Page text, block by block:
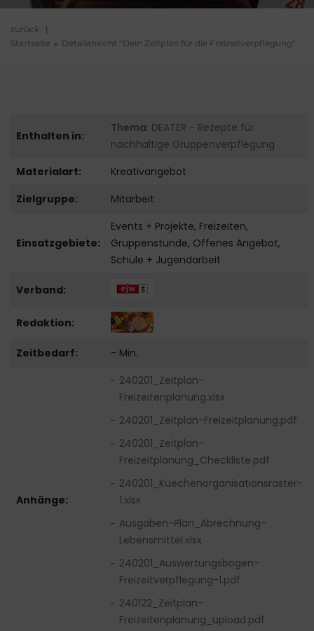
zurück |
Startseite
Detailansicht "Dein Zeitplan für die Freizeitverpflegung"
Enthalten in:
Thema: DEATER - Rezepte für
nachhaltige Gruppenverpflegung
Materialart:
Kreativangebot
Zielgruppe:
Mitarbeit
Einsatzgebiete:
Events + Projekte, Freizeiten,
Gruppenstunde, Offenes Angebot,
Schule + Jugendarbeit
Verband:
Redaktion:
Zeitbedarf: - Min.
Anhänge:
240201_Zeitplan-
Freizeitenplanung.xlsx
240201_Zeitplan-Freizeitplanung.pdf
240201_Zeitplan-
Freizeitplanung_Checkliste.pdf
240201_Kuechenorganisationsraster-
1.xlsx
Ausgaben-Plan_Abrechnung-
Lebensmittel.xlsx
240201_Auswertungsbogen-
Freizeitverpflegung-1.pdf
240122_Zeitplan-
Freizeitenplanung_upload.pdf